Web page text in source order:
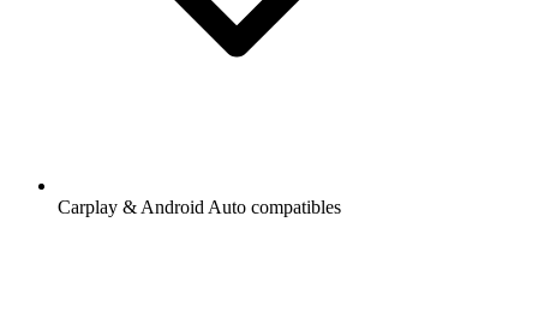
Carplay & Android Auto compatibles